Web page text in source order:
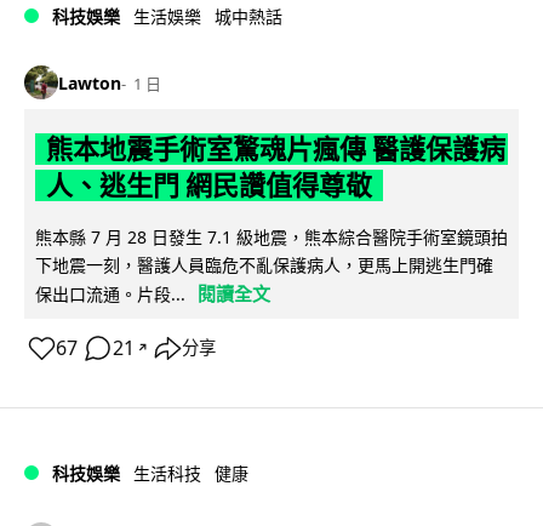
科技娛樂 生活娛樂 城中熱話
Lawton 1 日
熊本地震手術室驚魂片瘋傳 醫護保護病
人、逃生門 網民讚值得尊敬
熊本縣 7 月 28 日發生 7.1 級地震，熊本綜合醫院手術室鏡頭拍
下地震一刻，醫護人員臨危不亂保護病人，更馬上開逃生門確
保出口流通。片段...
閱讀全文
67 21 ↗ 分享
科技娛樂 生活科技 健康